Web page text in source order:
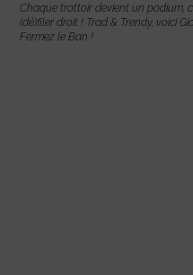
Chaque trottoir devient un podium,
(dé)filer droit ! Trad & Trendy, voici
Fermez le Ban !